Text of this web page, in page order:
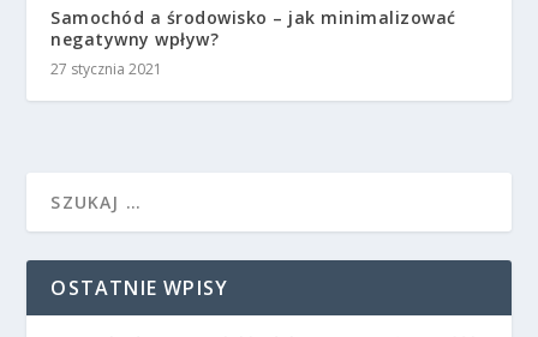
Samochód a środowisko – jak minimalizować
negatywny wpływ?
27 stycznia 2021
OSTATNIE WPISY